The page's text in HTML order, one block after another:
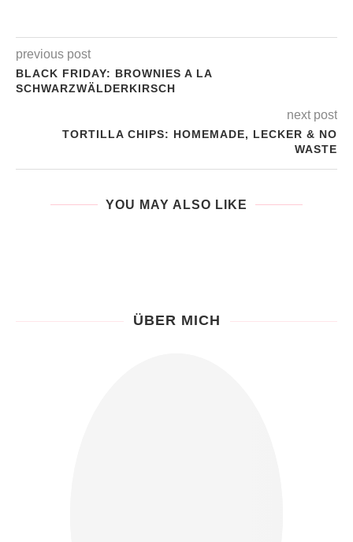
previous post
BLACK FRIDAY: BROWNIES A LA
SCHWARZWÄLDERKIRSCH
next post
TORTILLA CHIPS: HOMEMADE, LECKER & NO
WASTE
YOU MAY ALSO LIKE
ÜBER MICH